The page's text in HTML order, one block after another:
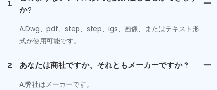
1
か?
A.Dwg、pdf、step、step、igs、画像、またはテキスト形
式が使用可能です。
2
あなたは商社ですか、それともメーカーですか？
A.弊社はメーカーです。